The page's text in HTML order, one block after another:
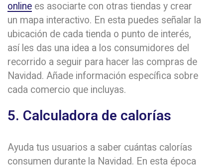
online es asociarte con otras tiendas y crear
un mapa interactivo. En esta puedes señalar la
ubicación de cada tienda o punto de interés,
así les das una idea a los consumidores del
recorrido a seguir para hacer las compras de
Navidad. Añade información específica sobre
cada comercio que incluyas.
5. Calculadora de calorías
Ayuda tus usuarios a saber cuántas calorías
consumen durante la Navidad. En esta época